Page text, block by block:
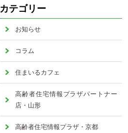
カテゴリー
お知らせ
コラム
住まいるカフェ
高齢者住宅情報プラザパートナー
店・山形
高齢者住宅情報プラザ・京都